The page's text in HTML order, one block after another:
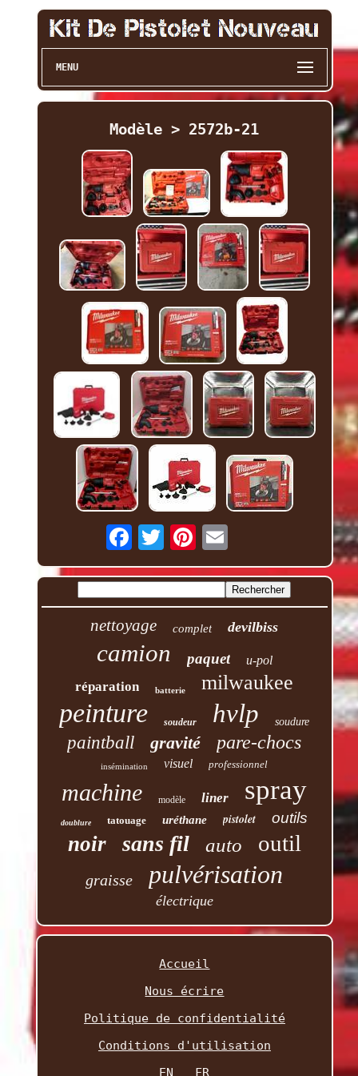
MENU
Modèle > 2572b-21
nettoyage complet devilbiss
camion paquet u-pol
réparation batterie milwaukee
peinture soudeur hvlp soudure
paintball gravité pare-chocs
insémination visuel professionnel
machine modèle liner spray
doublure tatouage uréthane pistolet outils
noir sans fil auto outil
graisse pulvérisation
électrique
Accueil
Nous écrire
Politique de confidentialité
Conditions d'utilisation
EN
FR